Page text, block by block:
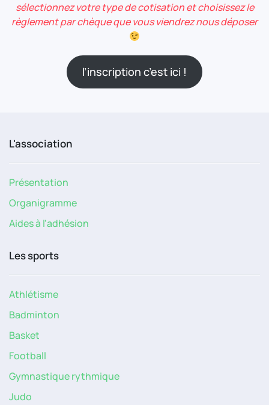
sélectionnez votre type de cotisation et choisissez le
règlement par chèque que vous viendrez nous déposer
l’inscription c’est ici !
L'association
Présentation
Organigramme
Aides à l'adhésion
Les sports
Athlétisme
Badminton
Basket
Football
Gymnastique rythmique
Judo